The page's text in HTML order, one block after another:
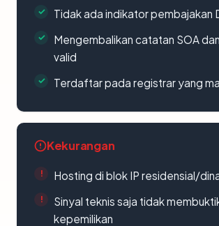
Tidak ada indikator pembajakan
Mengembalikan catatan SOA
valid
Terdaftar pada registrar yang
Kekurangan
Hosting di blok IP residensial/
Sinyal teknis saja tidak
kepemilikan